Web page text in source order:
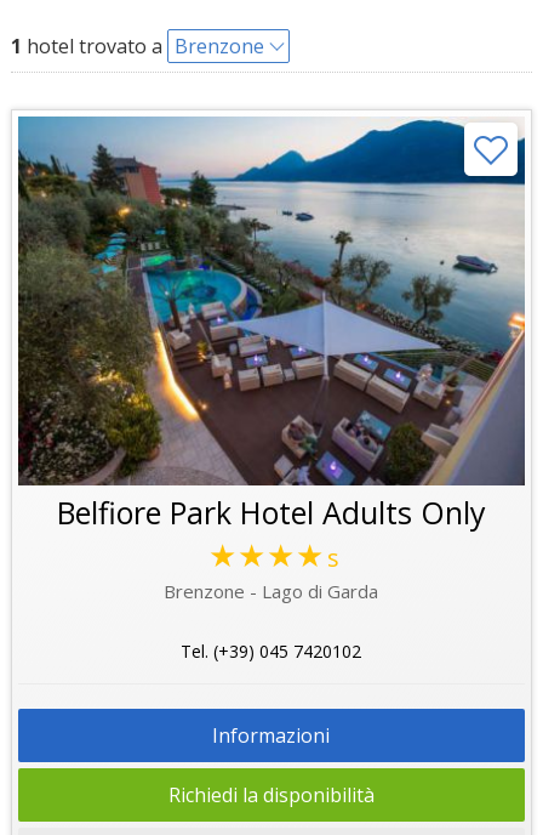
1 hotel trovato a Brenzone
Belfiore Park Hotel Adults Only
★★★★s
Brenzone - Lago di Garda
Tel. (+39) 045 7420102
Informazioni
Richiedi la disponibilità